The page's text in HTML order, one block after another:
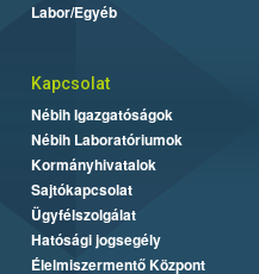
Labor/Egyéb
Kapcsolat
Nébih Igazgatóságok
Nébih Laboratóriumok
Kormányhivatalok
Sajtókapcsolat
Ügyfélszolgálat
Hatósági jogsegély
Élelmiszermentő Központ